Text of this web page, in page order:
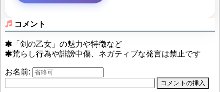
コメント
「剣の乙女」の魅力や特徴など
荒らし行為や誹謗中傷、ネガティブな発言は禁止です
お名前: